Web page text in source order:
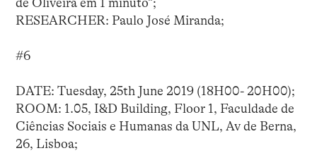
RESEARCHER: Paulo José Miranda;
#6
DATE: Tuesday, 25th June 2019 (18H00- 20H00);
ROOM: 1.05, I&D Building, Floor 1, Faculdade de
Ciências Sociais e Humanas da UNL, Av de Berna,
26, Lisboa;